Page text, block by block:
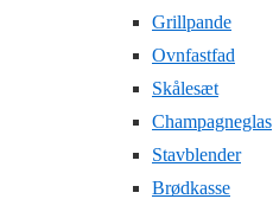
Grillpande
Ovnfastfad
Skålesæt
Champagneglas
Stavblender
Brødkasse